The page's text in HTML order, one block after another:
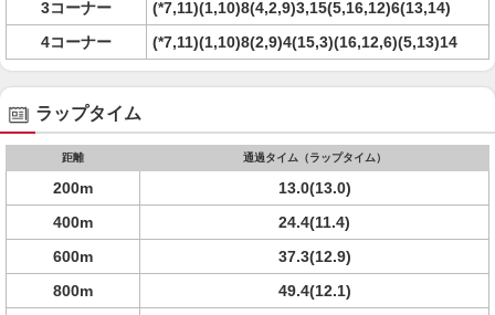
3コーナー
(*7,11)(1,10)8(4,2,9)3,15(5,16,12)6(13,14)
4コーナー
(*7,11)(1,10)8(2,9)4(15,3)(16,12,6)(5,13)14
ラップタイム
距離 通過タイム（ラップタイム）
200m
13.0(13.0)
400m
24.4(11.4)
600m
37.3(12.9)
800m
49.4(12.1)